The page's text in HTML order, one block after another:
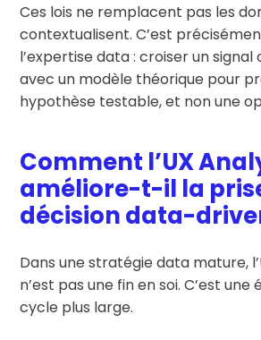
Ces lois ne remplacent pas les
contextualisent. C’est
l’expertise data : croiser un
avec un modèle théorique pour
hypothèse testable, et non une
Comment l’UX
améliore-t-il la
décision data-
Dans une stratégie data mature,
n’est pas une fin en soi. C’est
cycle plus large.